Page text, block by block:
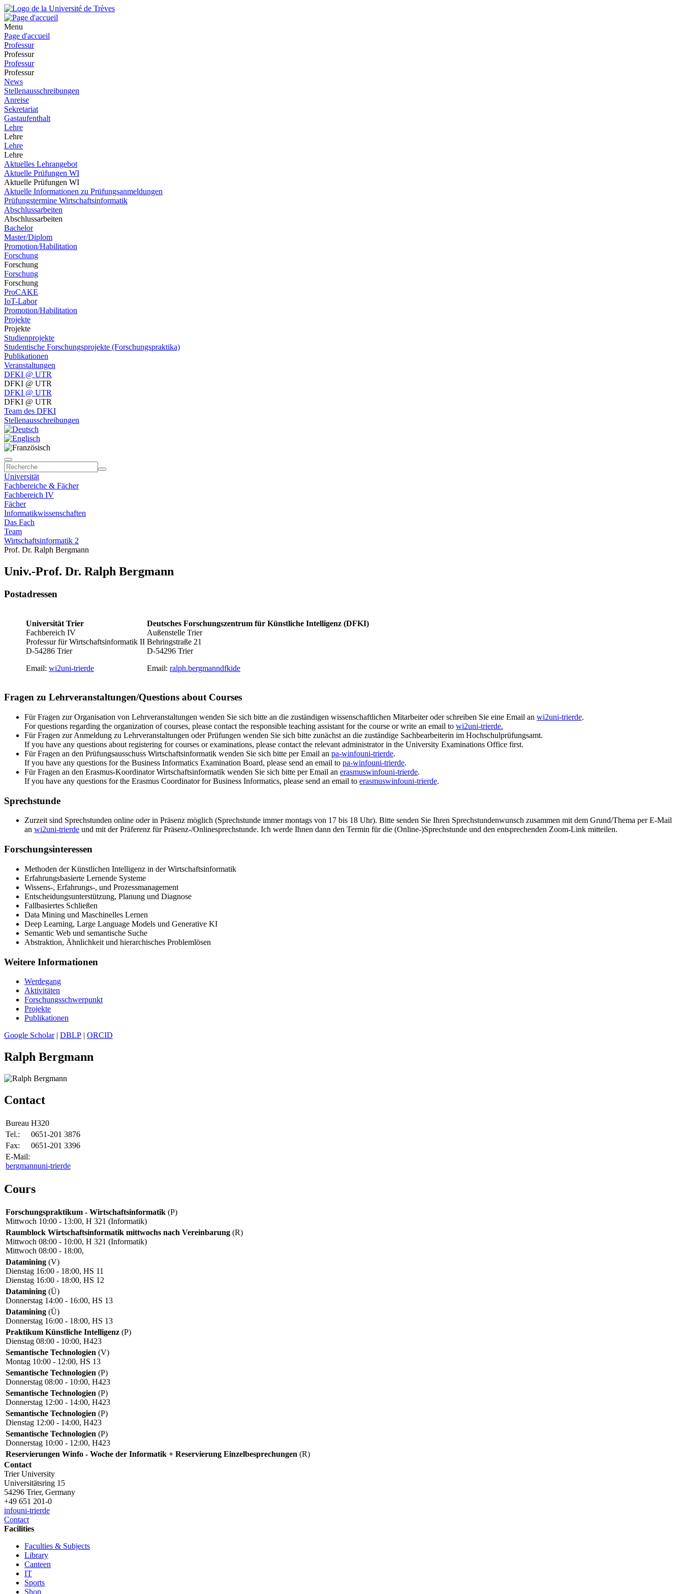
Menu
Page d'accueil
Professur
Professur
Professur
Professur
News
Stellenausschreibungen
Anreise
Sekretariat
Gastaufenthalt
Lehre
Lehre
Lehre
Lehre
Aktuelles Lehrangebot
Aktuelle Prüfungen WI
Aktuelle Prüfungen WI
Aktuelle Informationen zu Prüfungsanmeldungen
Prüfungstermine Wirtschaftsinformatik
Abschlussarbeiten
Abschlussarbeiten
Bachelor
Master/Diplom
Promotion/Habilitation
Forschung
Forschung
Forschung
Forschung
ProCAKE
IoT-Labor
Promotion/Habilitation
Projekte
Projekte
Studienprojekte
Studentische Forschungsprojekte (Forschungspraktika)
Publikationen
Veranstaltungen
DFKI @ UTR
DFKI @ UTR
DFKI @ UTR
DFKI @ UTR
Team des DFKI
Stellenausschreibungen
Universität
Fachbereiche & Fächer
Fachbereich IV
Fächer
Informatikwissenschaften
Das Fach
Team
Wirtschaftsinformatik 2
Prof. Dr. Ralph Bergmann
Univ.-Prof. Dr. Ralph Bergmann
Postadressen
Universität Trier
Fachbereich IV
Professur für Wirtschaftsinformatik II
D-54286 Trier
Email: wi2uni-trierde
Deutsches Forschungszentrum für Künstliche Intelligenz (DFKI)
Außenstelle Trier
Behringstraße 21
D-54296 Trier
Email: ralph.bergmanndfkide
Fragen zu Lehrveranstaltungen/Questions about Courses
Für Fragen zur Organisation von Lehrveranstaltungen wenden Sie sich bitte an die zuständigen wissenschaftlichen Mitarbeiter oder schreiben Sie eine Email an wi2uni-trierde.
For questions regarding the organization of courses, please contact the responsible teaching assistant for the course or write an email to wi2uni-trierde.
Für Fragen zur Anmeldung zu Lehrveranstaltungen oder Prüfungen wenden Sie sich bitte zunächst an die zuständige Sachbearbeiterin im Hochschulprüfungsamt.
If you have any questions about registering for courses or examinations, please contact the relevant administrator in the University Examinations Office first.
Für Fragen an den Prüfungsausschuss Wirtschaftsinformatik wenden Sie sich bitte per Email an pa-winfouni-trierde.
If you have any questions for the Business Informatics Examination Board, please send an email to pa-winfouni-trierde.
Für Fragen an den Erasmus-Koordinator Wirtschaftsinformatik wenden Sie sich bitte per Email an erasmuswinfouni-trierde.
If you have any questions for the Erasmus Coordinator for Business Informatics, please send an email to erasmuswinfouni-trierde.
Sprechstunde
Zurzeit sind Sprechstunden online oder in Präsenz möglich (Sprechstunde immer montags von 17 bis 18 Uhr). Bitte senden Sie Ihren Sprechstundenwunsch zusammen mit dem Grund/Thema per E-Mail
an wi2uni-trierde und mit der Präferenz für Präsenz-/Onlinesprechstunde. Ich werde Ihnen dann den Termin für die (Online-)Sprechstunde und den entsprechenden Zoom-Link mitteilen.
Forschungsinteressen
Methoden der Künstlichen Intelligenz in der Wirtschaftsinformatik
Erfahrungsbasierte Lernende Systeme
Wissens-, Erfahrungs-, und Prozessmanagement
Entscheidungsunterstützung, Planung und Diagnose
Fallbasiertes Schließen
Data Mining und Maschinelles Lernen
Deep Learning, Large Language Models und Generative KI
Semantic Web und semantische Suche
Abstraktion, Ähnlichkeit und hierarchisches Problemlösen
Weitere Informationen
Werdegang
Aktivitäten
Forschungsschwerpunkt
Projekte
Publikationen
Google Scholar| DBLP | ORCID
Ralph Bergmann
Contact
Bureau H320
Tel.:
0651-201 3876
Fax:
0651-201 3396
E-Mail:
bergmannuni-trierde
Cours
Forschungspraktikum - Wirtschaftsinformatik (P)
Mittwoch 10:00 - 13:00, H 321 (Informatik)
Raumblock Wirtschaftsinformatik mittwochs nach Vereinbarung (R)
Mittwoch 08:00 - 10:00, H 321 (Informatik)
Mittwoch 08:00 - 18:00,
Datamining (V)
Dienstag 16:00 - 18:00, HS 11
Dienstag 16:00 - 18:00, HS 12
Datamining (Ü)
Donnerstag 14:00 - 16:00, HS 13
Datamining (Ü)
Donnerstag 16:00 - 18:00, HS 13
Praktikum Künstliche Intelligenz (P)
Dienstag 08:00 - 10:00, H423
Semantische Technologien (V)
Montag 10:00 - 12:00, HS 13
Semantische Technologien (P)
Donnerstag 08:00 - 10:00, H423
Semantische Technologien (P)
Donnerstag 12:00 - 14:00, H423
Semantische Technologien (P)
Dienstag 12:00 - 14:00, H423
Semantische Technologien (P)
Donnerstag 10:00 - 12:00, H423
Reservierungen Winfo - Woche der Informatik + Reservierung Einzelbesprechungen (R)
Contact
Trier University
Universitätsring 15
54296 Trier, Germany
+49 651 201-0
infouni-trierde
Contact
Facilities
Faculties & Subjects
Library
Canteen
IT
Sports
Shop